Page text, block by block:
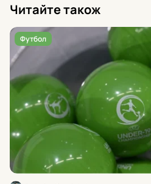
Читайте також
Футбол